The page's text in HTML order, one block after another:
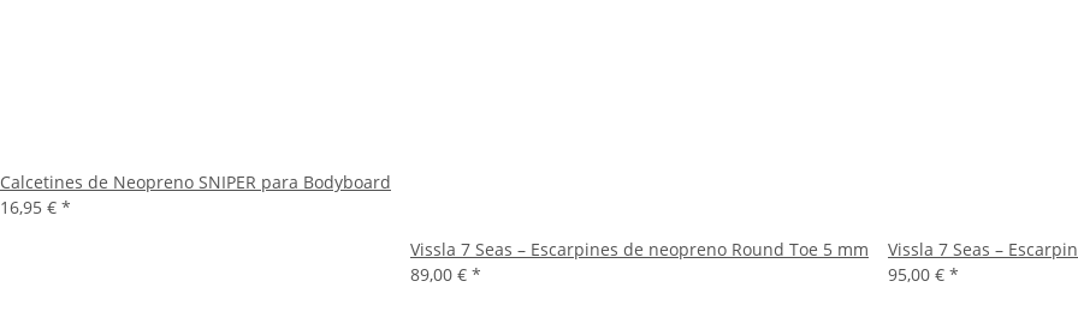
Calcetines de Neopreno SNIPER para Bodyboard
16,95 € *
Vissla 7 Seas – Escarpines de neopreno Round Toe 5 mm
89,00 € *
Vissla 7 Seas –
95,00 € *